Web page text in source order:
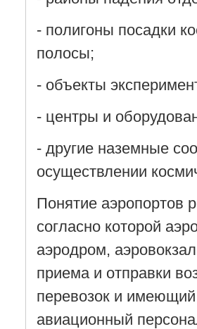
- полигоны посадки
полосы;
- объекты
- центры и
- другие наземные
осуществлении
Понятие аэропортов
согласно которой
аэродром,
приема и отправки
перевозок и
авиационный